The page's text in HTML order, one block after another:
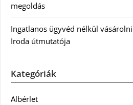
megoldás
Ingatlanos ügyvéd nélkül
Iroda útmutatója
Kategóriák
Albérlet